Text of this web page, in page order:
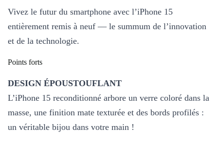
Vivez le futur du smartphone avec l’iPhone 15
entièrement remis à neuf — le summum de l’innovation
et de la technologie.
Points forts
DESIGN ÉPOUSTOUFLANT
L’iPhone 15 reconditionné arbore un verre coloré dans la
masse, une finition mate texturée et des bords profilés :
un véritable bijou dans votre main !